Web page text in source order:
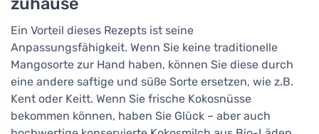
Ein Vorteil dieses Rezepts ist seine
Anpassungsfähigkeit. Wenn Sie keine traditionelle
Mangosorte zur Hand haben, können Sie diese durch
eine andere saftige und süße Sorte ersetzen, wie z.B.
Kent oder Keitt. Wenn Sie frische Kokosnüsse
bekommen können, haben Sie Glück – aber auch